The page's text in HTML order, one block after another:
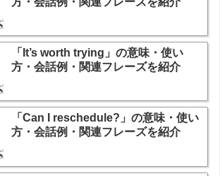
「It’s worth trying」の意味・使い
方・会話例・関連フレーズを紹介
「Can I reschedule?」の意味・使い
方・会話例・関連フレーズを紹介